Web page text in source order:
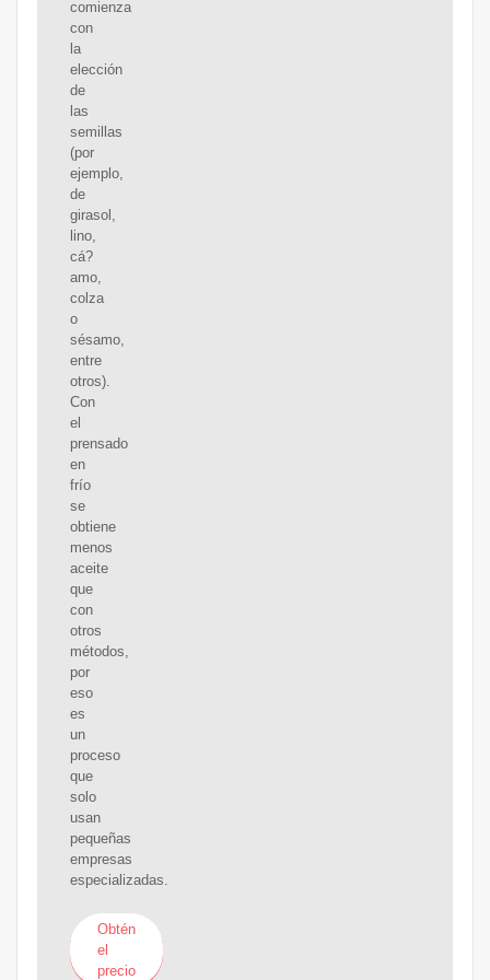
comienza
con
la
elección
de
las
semillas
(por
ejemplo,
de
girasol,
lino,
cá?
amo,
colza
o
sésamo,
entre
otros).
Con
el
prensado
en
frío
se
obtiene
menos
aceite
que
con
otros
métodos,
por
eso
es
un
proceso
que
solo
usan
pequeñas
empresas
especializadas.
Obtén
el
precio